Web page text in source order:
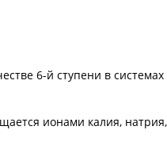
6-й ступени в
ионами калия,